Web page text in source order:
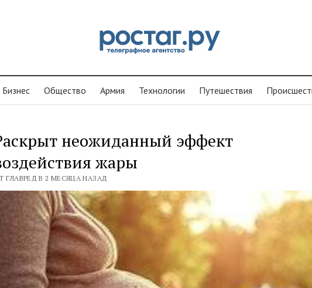
Бизнес Общество Армия Технологии Путешествия
неожиданный эффект
жары
ГЛАВРЕД В 2 МЕСЯЦА НАЗАД